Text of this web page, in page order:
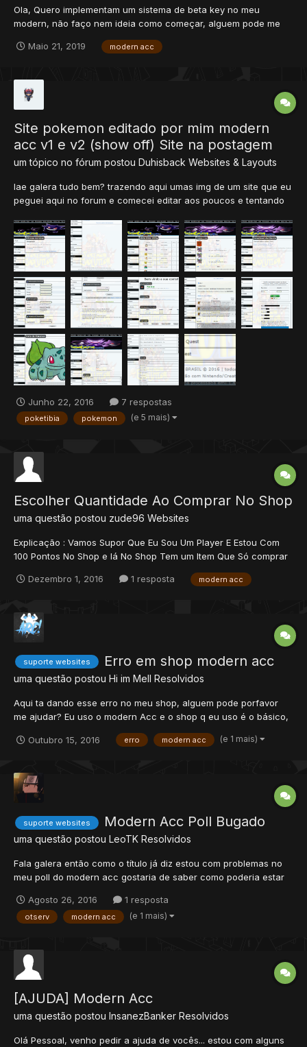
Ola, Quero implementam um sistema de beta key no meu
modern, não faço nem ideia como começar, alguem pode me
Para a crianção de PERSONAGEM, ele pede um codigo que eu
criar o...
Maio 21, 2019 modern acc
Site pokemon editado por mim modern
acc v1 e v2 (show off) Site na postagem
um tópico no fórum postou Duhisback Websites & Layouts
Iae galera tudo bem? trazendo aqui umas img de um site que eu
peguei aqui no forum e comecei editar aos poucos e tentando
Site V1 Modern Site V2 é isso galera esse é meu site que editei
contando que é o segundo site...
Junho 22, 2016 7 respostas
poketibia pokemon (e 5 mais)
Escolher Quantidade Ao Comprar No Shop
uma questão postou zude96 Websites
Explicação : Vamos Supor Que Eu Sou Um Player E Estou Com
100 Pontos No Shop e lá No Shop Tem um Item Que Só comprar
Quantidade Que Ele Quise-se Comprar De Acordo Com Os
Dezembro 1, 2016 1 resposta modern acc
suporte websites Erro em shop modern acc
uma questão postou Hi im Mell Resolvidos
Aqui ta dando esse erro no meu shop, alguem pode porfavor
me ajudar? Eu uso o modern Acc e o shop q eu uso é o básico,
Outubro 15, 2016
erro modern acc (e 1 mais)
suporte websites Modern Acc Poll Bugado
uma questão postou LeoTK Resolvidos
Fala galera então como o título já diz estou com problemas no
meu poll do modern acc gostaria de saber como poderia estar
lugar algum então fiz um jeito para ele ficar em accounts porém
aparece o seguinte erro então criei um pol...
Agosto 26, 2016 1 resposta
otserv modern acc (e 1 mais)
[AJUDA] Modern Acc
uma questão postou InsanezBanker Resolvidos
Olá Pessoal, venho pedir a ajuda de vocês... estou com alguns